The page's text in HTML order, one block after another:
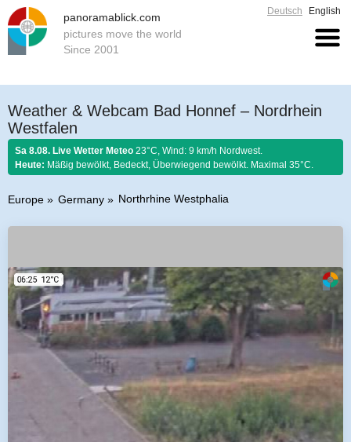
panoramablick.com
pictures move the world
Since 2001
Deutsch English
Weather & Webcam Bad Honnef – Nordrhein
Westfalen
Sa 8.08. Live Wetter Meteo 23°C, Wind: 9 km/h Nordwest.
Heute: Mäßig bewölkt, Bedeckt, Überwiegend bewölkt. Maximal 35°C.
Europe Germany Northrhine Westphalia